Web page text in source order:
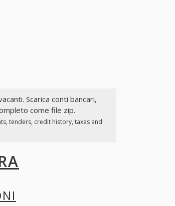
Scarica conti bancari,
come file zip.
tenders, credit history, taxes and